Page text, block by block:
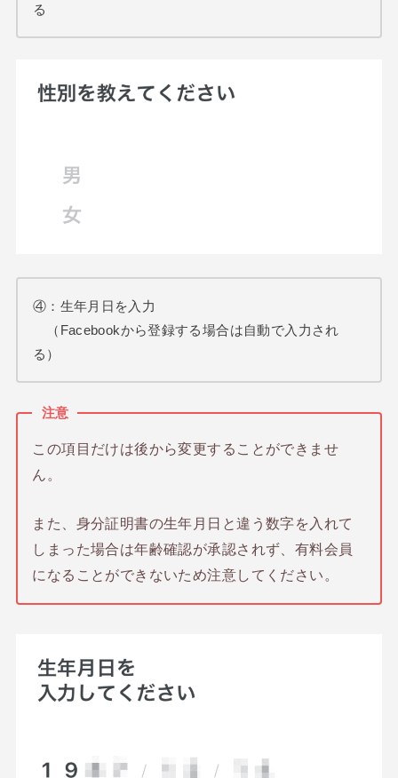
る
④：生年月日を入力
（Facebookから登録する場合は自動で入力され
る）
注意
この項目だけは後から変更することができませ
ん。
また、身分証明書の生年月日と違う数字を入れて
しまった場合は年齢確認が承認されず、有料会員
になることができないため注意してください。